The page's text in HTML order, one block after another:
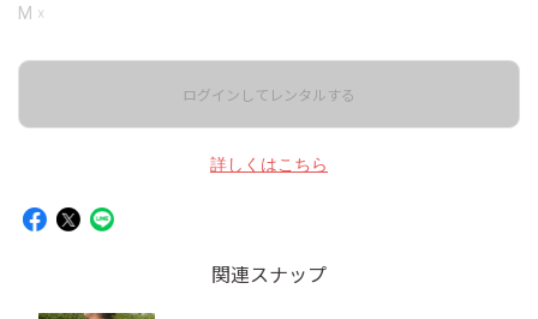
M ☓
ログインしてレンタルする
詳しくはこちら
関連スナップ